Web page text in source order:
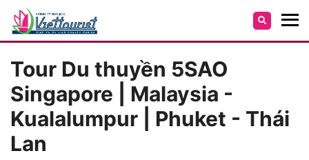
Tour Du thuyền 5SAO
Singapore | Malaysia -
Kualalumpur | Phuket - Thái
Lan